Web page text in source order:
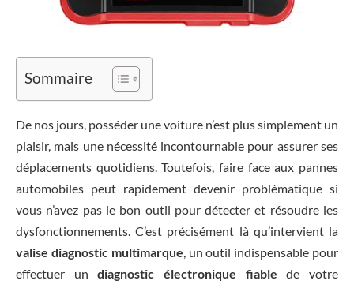
Sommaire
De nos jours, posséder une voiture n’est plus simplement un
plaisir, mais une nécessité incontournable pour assurer ses
déplacements quotidiens. Toutefois, faire face aux pannes
automobiles peut rapidement devenir problématique si
vous n’avez pas le bon outil pour détecter et résoudre les
dysfonctionnements. C’est précisément là qu’intervient la
valise diagnostic multimarque , un outil indispensable pour
effectuer undiagnostic électronique fiable de votre